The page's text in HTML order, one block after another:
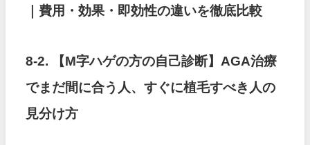
｜費用・効果・即効性の違いを徹底比較
8-2.
【M字ハゲの方の自己診断】AGA治療
でまだ間に合う人、すぐに植毛すべき人の
見分け方